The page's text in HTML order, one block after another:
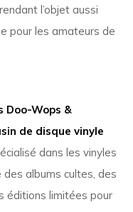
l’objet aussi
pour les amateurs de
Doo-Wops &
de disque vinyle
dans les vinyles
albums cultes, des
éditions limitées pour